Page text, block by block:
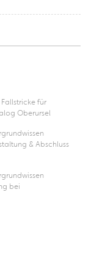
für
Oberursel
& Abschluss
bei